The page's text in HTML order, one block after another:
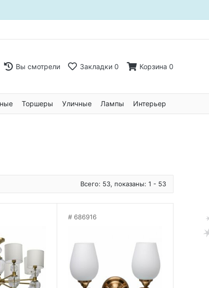
Вы смотрели Закладки 0 Корзина 0
Торшеры Уличные Лампы Интерьер
Всего: 53, показаны: 1 - 53
686916